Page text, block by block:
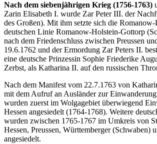
Nach dem siebenjährigen Krieg (1756-1763)
Zarin Elisabeth I. wurde Zar Peter III. der
des Großen). Mit ihm setzte sich die
deutschen Linie Romanow-Holstein-Gottorp
nach dem Friedenschluss zwischen Preussen
19.6.1762 und der Ermordung Zar Peters II.
eine deutsche Prinzessin Sophie Friederike
Zerbst, als Katharina II. auf den russischen
Nach dem Manifest vom 22.7.1763 von
mit dem Aufruf an Ausländer zur
wurden zuerst im Wolgagebiet überwiegend
Hessen angesiedelt (1764-1768). Weitere
wurden zwischen 1765-1767 im Umkreis von
Hessen, Preussen, Württemberger (Schwaben)
angesiedelt.